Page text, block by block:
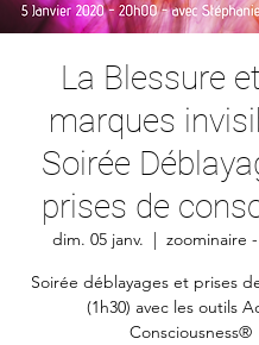
La Blessure
marques
Soirée
prises de
dim. 05 janv.
  |
zoominaire
Soirée déblayages et prises
(1h30) avec les outils
Consciousness®